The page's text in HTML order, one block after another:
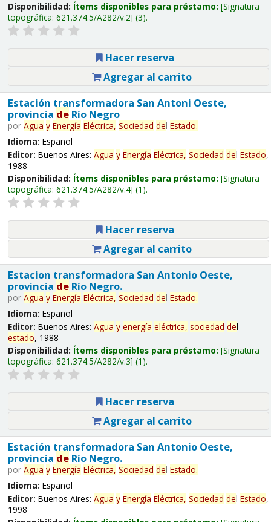
Disponibilidad: Ítems disponibles para préstamo: Signatura
topográfica: 621.374.5/A282/v.2 (3).
Hacer reserva
Agregar al carrito
Estación transformadora San Antoni Oeste,
provincia deRío Negro
por Agua y Energía Eléctrica, Sociedad del Estado.
Idioma: Español
Editor: Buenos Aires: Agua y Energía Eléctrica, Sociedad del Estado,
1988
Disponibilidad: Ítems disponibles para préstamo: Signatura
topográfica: 621.374.5/A282/v.4 (1).
Hacer reserva
Agregar al carrito
Estacion transformadora San Antonio Oeste,
provincia deRío Negro.
por Agua y Energía Eléctrica, Sociedad del Estado.
Idioma: Español
Editor: Buenos Aires: Agua y energía eléctrica, sociedad del
estado, 1988
Disponibilidad: Ítems disponibles para préstamo: Signatura
topográfica: 621.374.5/A282/v.3 (1).
Hacer reserva
Agregar al carrito
Estación transformadora San Antonio Oeste,
provincia deRío Negro.
por Agua y Energía Eléctrica, Sociedad del Estado.
Idioma: Español
Editor: Buenos Aires: Agua y Energía Eléctrica, Sociedad del Estado,
1998